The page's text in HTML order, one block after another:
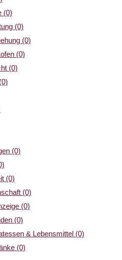
(0)
(0)
(0)
(0)
(0)
(0)
(0)
(0)
(0)
(0)
(0)
& Lebensmittel (0)
(0)